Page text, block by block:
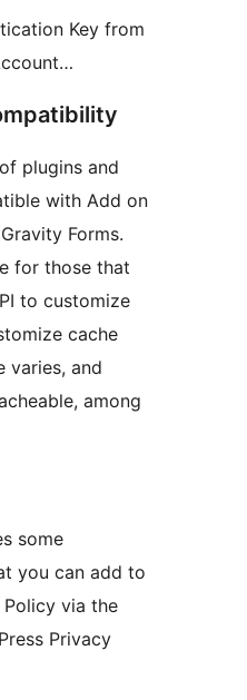
Key from
plugins and
with Add on
Forms.
for those that
to customize
cache
varies, and
among
some
you can add to
Policy via the
Privacy